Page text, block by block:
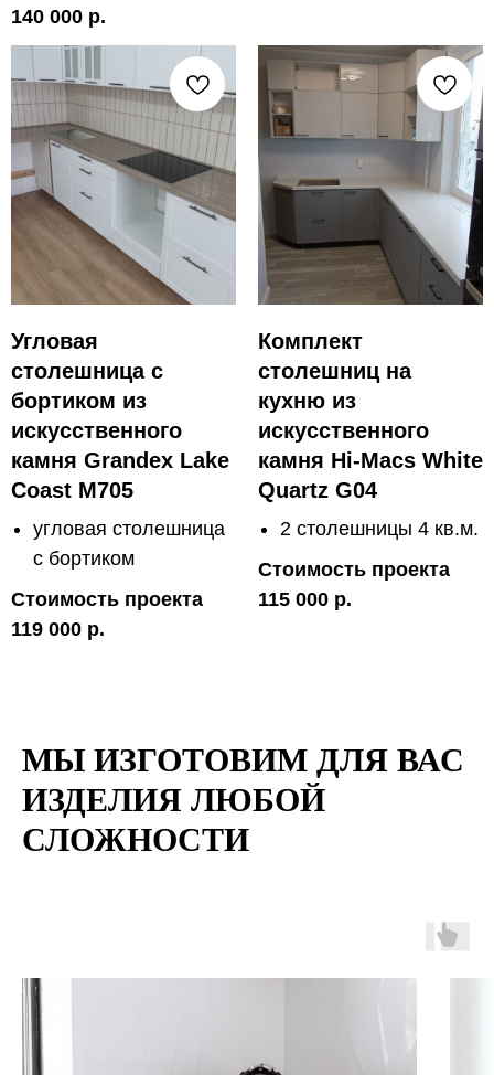
140 000 р.
Угловая
столешница с
бортиком из
искусственного
камня Grandex Lake
Coast M705
угловая столешница
с бортиком
Стоимость проекта
119 000 р.
Комплект
столешниц на
кухню из
искусственного
камня Hi-Macs White
Quartz G04
2 столешницы 4 кв.м.
Стоимость проекта
115 000 р.
МЫ ИЗГОТОВИМ ДЛЯ ВАС
ИЗДЕЛИЯ ЛЮБОЙ
СЛОЖНОСТИ